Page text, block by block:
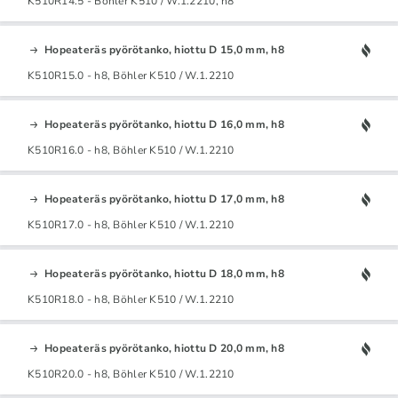
Hopeateräs pyörötanko, hiottu D 15,0 mm, h8
K510R15.0 - h8, Böhler K510 / W.1.2210
Hopeateräs pyörötanko, hiottu D 16,0 mm, h8
K510R16.0 - h8, Böhler K510 / W.1.2210
Hopeateräs pyörötanko, hiottu D 17,0 mm, h8
K510R17.0 - h8, Böhler K510 / W.1.2210
Hopeateräs pyörötanko, hiottu D 18,0 mm, h8
K510R18.0 - h8, Böhler K510 / W.1.2210
Hopeateräs pyörötanko, hiottu D 20,0 mm, h8
K510R20.0 - h8, Böhler K510 / W.1.2210